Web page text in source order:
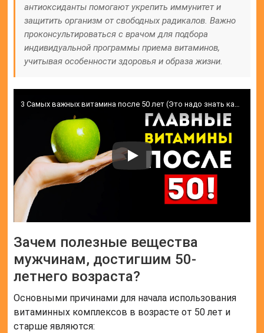
антиоксиданты помогают укрепить иммунитет и
защитить организм от свободных радикалов. Важно
проконсультироваться с врачом для подбора
индивидуальной программы приема витаминов,
учитывая особенности здоровья и образа жизни.
3 Самых важных витамина после 50 лет (Это надо знать каждому)
Зачем полезные вещества
мужчинам, достигшим 50-
летнего возраста?
Основными причинами для начала использования
витаминных комплексов в возрасте от 50 лет и
старше являются: